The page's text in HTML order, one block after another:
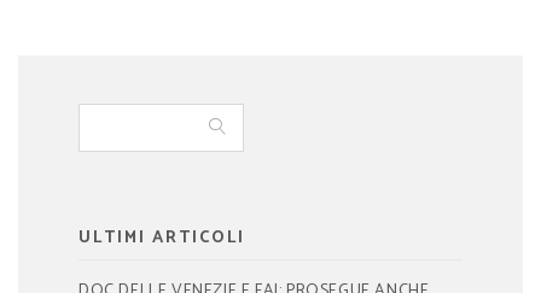
ULTIMI ARTICOLI